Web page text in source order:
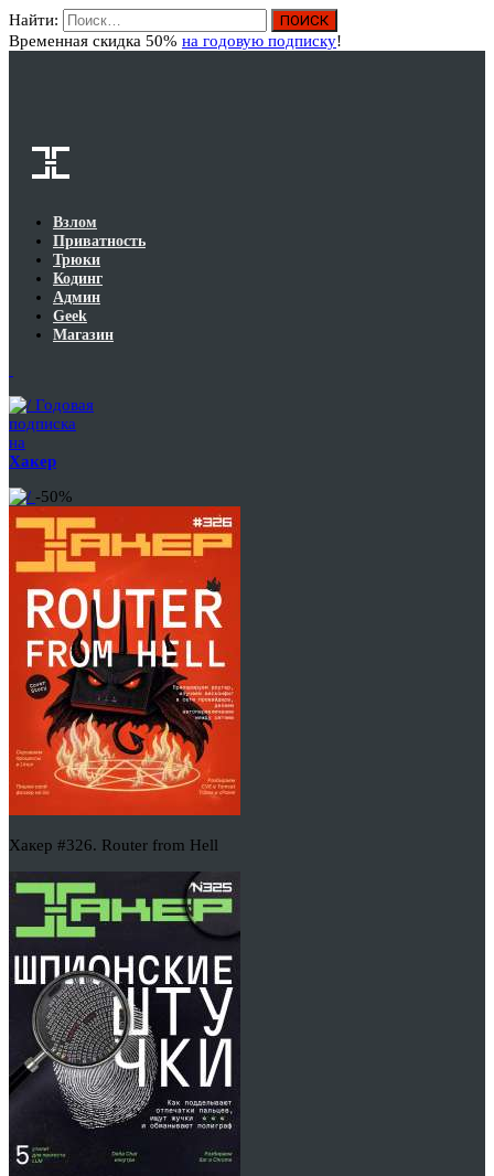
Найти:
Временная скидка 50% на годовую подписку!
Взлом
Приватность
Трюки
Кодинг
Админ
Geek
Магазин
Годовая
подписка
на
Хакер
-50%
Хакер #326. Router from Hell